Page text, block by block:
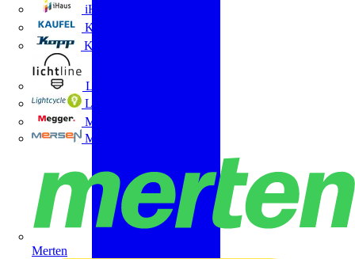
iHaus
Kaufel
Kopp
Lichtline
LIGHTCYCLE
Megger
Mersen
Merten